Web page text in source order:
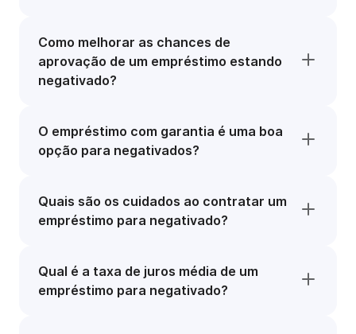
Como melhorar as chances de
aprovação de um empréstimo estando
negativado?
O empréstimo com garantia é uma boa
opção para negativados?
Quais são os cuidados ao contratar um
empréstimo para negativado?
Qual é a taxa de juros média de um
empréstimo para negativado?